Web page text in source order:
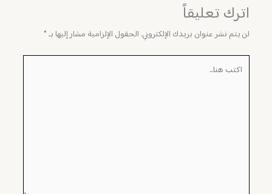
اترك تعليقاً
لن يتم نشر عنوان بريدك الإلكتروني. الحقول الإلزامية مشار إليها بـ*